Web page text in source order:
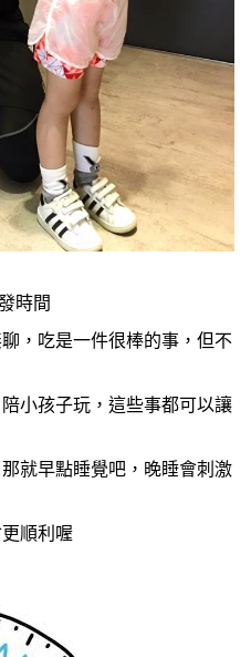
時間
，吃是一件很棒的事，但不
小孩子玩，這些事都可以讓
就早點睡覺吧，晚睡會刺激
順利喔